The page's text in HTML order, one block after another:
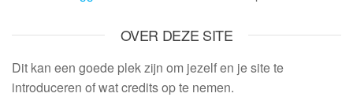
OVER DEZE SITE
Dit kan een goede plek zijn om jezelf en je site te
introduceren of wat credits op te nemen.